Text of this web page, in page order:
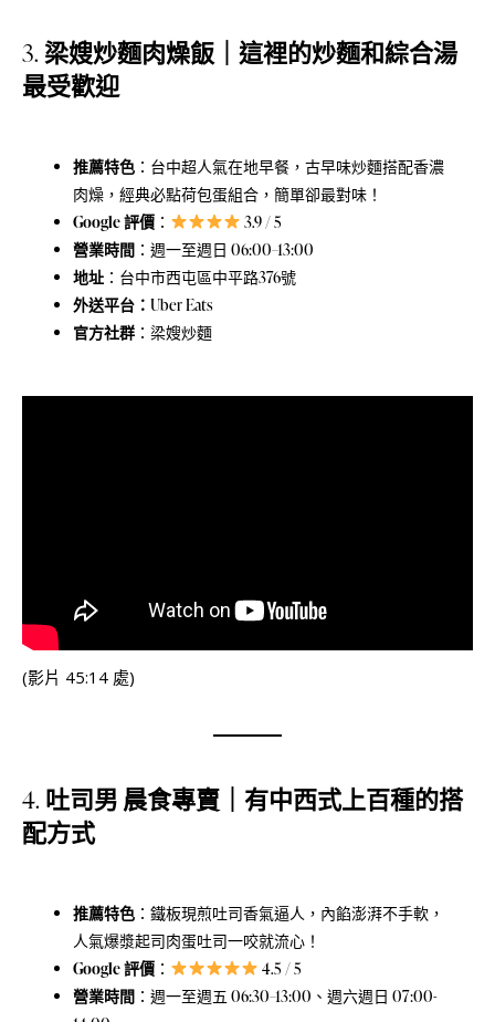
3.梁嫂炒麵肉燥飯｜這裡的炒麵和綜合湯
最受歡迎
推薦特色 ：台中超人氣在地早餐，古早味炒麵搭配香濃
肉燥，經典必點荷包蛋組合，簡單卻最對味！
Google 評價 ：
3.9 / 5
營業時間 ：週一至週日 06:00–13:00
地址 ： 台中市西屯區中平路376號
外送平台： Uber Eats
官方社群 ： 梁嫂炒麵
(影片 45:14 處)
4. 吐司男 晨食專賣｜有中西式上百種的搭
配方式
推薦特色 ：鐵板現煎吐司香氣逼人，內餡澎湃不手軟，
人氣爆漿起司肉蛋吐司一咬就流心！
Google 評價 ：
4.5 / 5
營業時間 ：週一至週五 06:30–13:00、週六週日 07:00-